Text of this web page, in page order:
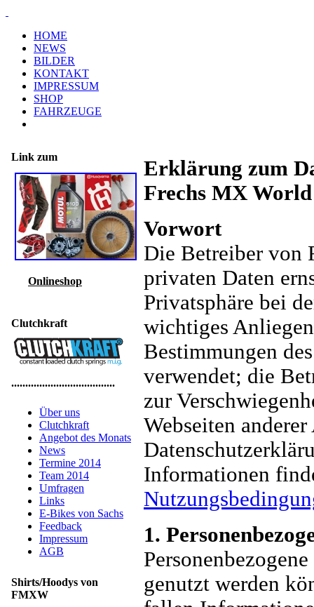
HOME
NEWS
BILDER
KONTAKT
IMPRESSUM
SHOP
FAHRZEUGE
Link zum
Onlineshop
Clutchkraft
.....................................
Über uns
Clutchkraft
Angebot des Monats
News
Termine 2014
Team 2014
Umfragen
Links
E-Bikes von Sachs
Feedback
Impressum
AGB
Shirts/Hoodys von
FMXW
Erklärung zum
Frechs MX World
Vorwort
Die Betreiber von
privaten Daten
Privatsphäre bei
wichtiges
Bestimmungen
verwendet; die
zur
Webseiten
Informationen
1.
genutzt werden